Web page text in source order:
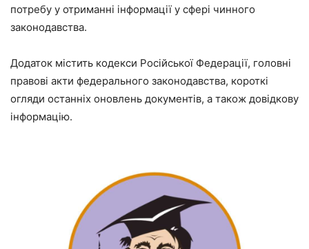
потребу у отриманні інформації у сфері чинного
законодавства.
Додаток містить кодекси Російської Федерації, головні
правові акти федерального законодавства, короткі
огляди останніх оновлень документів, а також довідкову
інформацію.